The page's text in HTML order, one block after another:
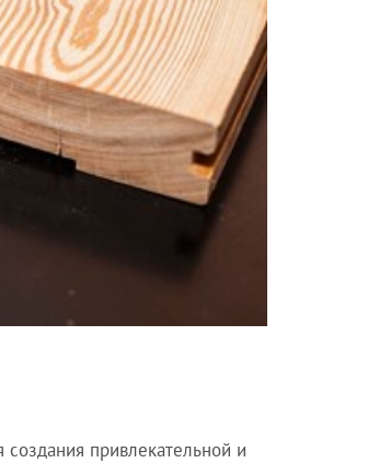
привлекательной и